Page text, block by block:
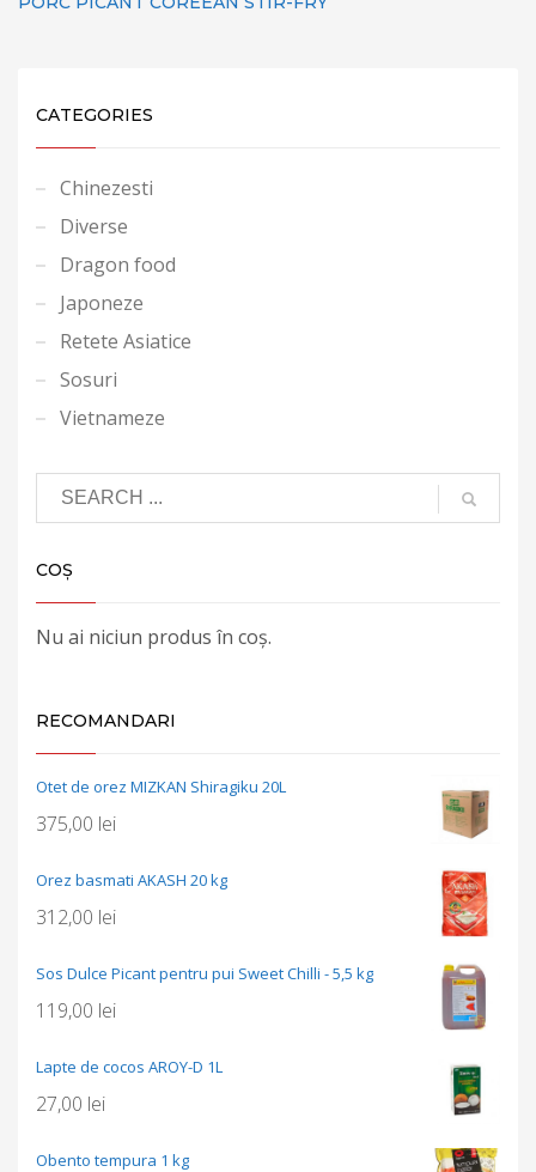
CATEGORIES
Chinezesti
Diverse
Dragon food
Japoneze
Retete Asiatice
Sosuri
Vietnameze
COȘ
Nu ai niciun produs în coș.
RECOMANDARI
Otet de orez MIZKAN Shiragiku 20L
375,00 lei
Orez basmati AKASH 20 kg
312,00 lei
Sos Dulce Picant pentru pui Sweet Chilli - 5,5 kg
119,00 lei
Lapte de cocos AROY-D 1L
27,00 lei
Obento tempura 1 kg